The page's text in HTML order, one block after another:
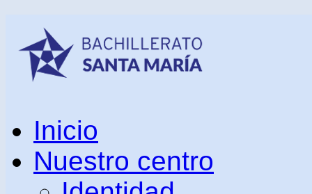
Inicio
Nuestro centro